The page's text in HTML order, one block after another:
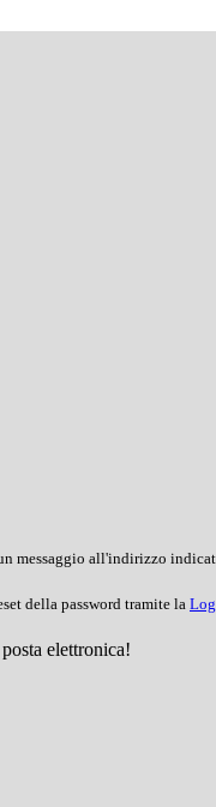
messaggio all'indirizzo
della password tramite la
elettronica!